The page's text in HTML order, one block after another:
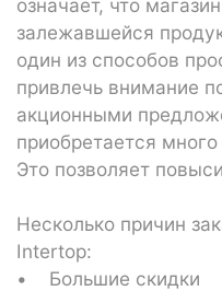
означает, что
залежавшейся
один из способов
привлечь внимание
акционными
приобретается
Это позволяет
Несколько причин
Intertop:
• Большие скидки